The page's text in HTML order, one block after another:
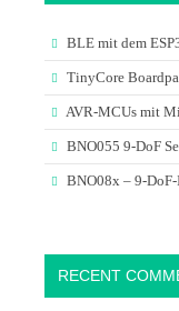
BLE mit dem
TinyCore
AVR-MCUs mit
BNO055 9-DoF
BNO08x – 9-
RECENT